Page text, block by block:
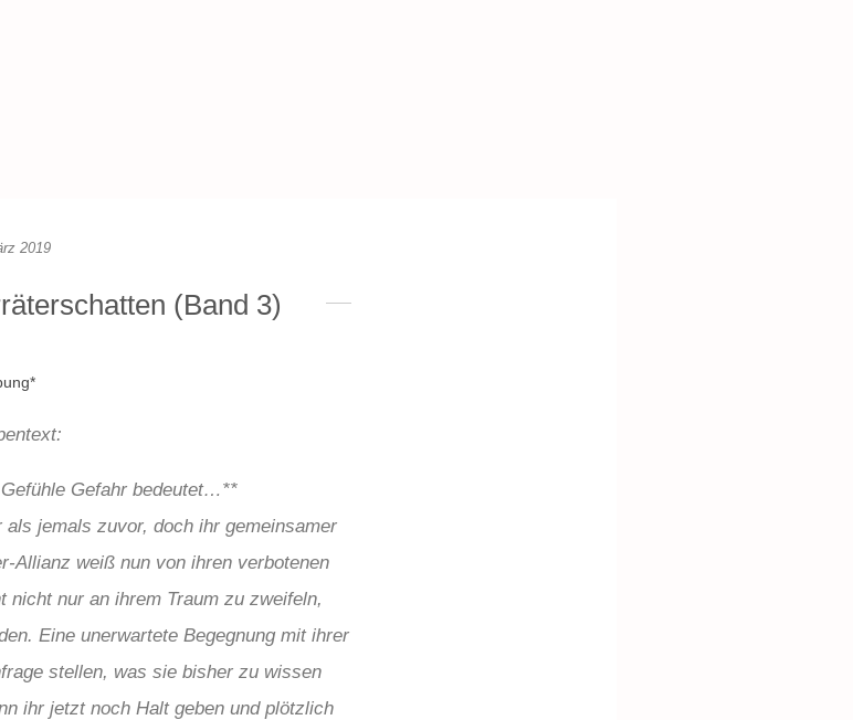
2019
(Band 3)
Gefahr bedeutet…**
jemals zuvor, doch ihr gemeinsamer
Allianz weiß nun von ihren verbotenen
nicht nur an ihrem Traum zu zweifeln,
Eine unerwartete Begegnung mit ihrer
stellen, was sie bisher zu wissen
ihr jetzt noch Halt geben und plötzlich